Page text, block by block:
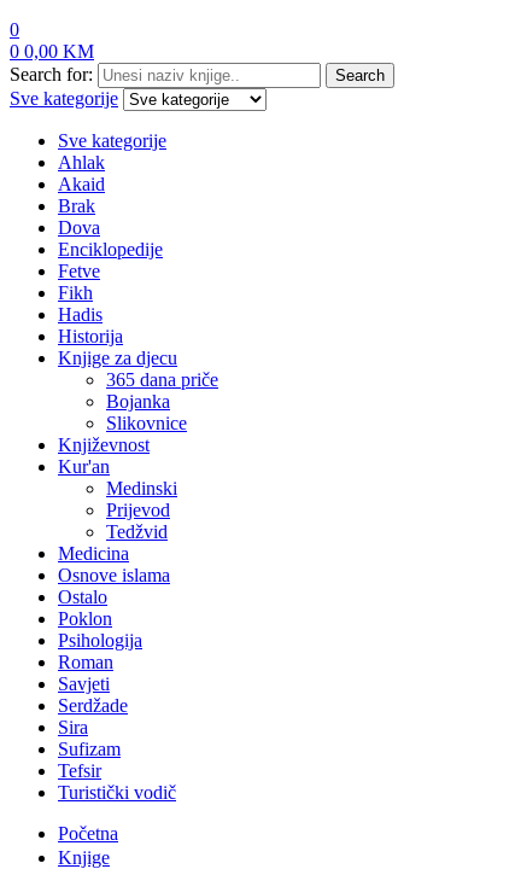
0
0 0,00 KM
Search for:
Search
Sve kategorije
Sve kategorije
Ahlak
Akaid
Brak
Dova
Enciklopedije
Fetve
Fikh
Hadis
Historija
Knjige za djecu
365 dana priče
Bojanka
Slikovnice
Književnost
Kur'an
Medinski
Prijevod
Tedžvid
Medicina
Osnove islama
Ostalo
Poklon
Psihologija
Roman
Savjeti
Serdžade
Sira
Sufizam
Tefsir
Turistički vodič
Početna
Knjige